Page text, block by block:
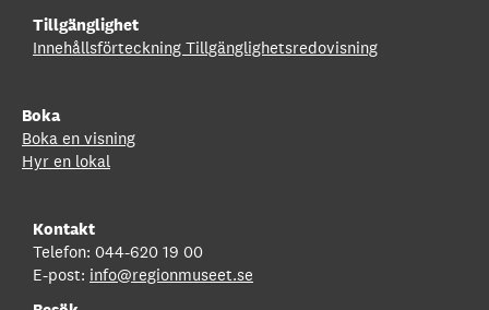
Tillgänglighet
Innehållsförteckning Tillgänglighetsredovisning
Boka
Boka en visning
Hyr en lokal
Kontakt
Telefon: 044-620 19 00
E-post: info@regionmuseet.se